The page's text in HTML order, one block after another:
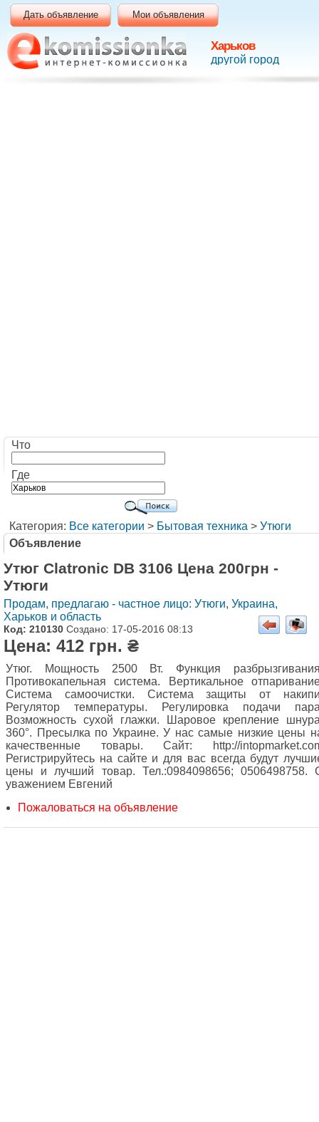
Харьков
другой город
Дать объявление Мои объявления
Что
Где
Категория: Все категории > Бытовая техника > Утюги
Объявление
Утюг Clatronic DB 3106 Цена 200грн -
Утюги
Продам, предлагаю - частное лицо: Утюги, Украина,
Харьков и область
Код: 210130 Создано: 17-05-2016 08:13
Цена: 412 грн. ₴
Утюг. Мощность 2500 Вт. Функция
Противокапельная система. Вертикальное
Система самоочистки. Система защиты от
Регулятор температуры. Регулировка подачи
Возможность сухой глажки. Шаровое крепление
360°. Пресылка по Украине. У нас самые низкие цены
качественные товары. Сайт: http://
Регистрируйтесь на сайте и для вас всегда будут
цены и лучший товар. Тел.:0984098656; 0506498758.
уважением Евгений
Пожаловаться на объявление